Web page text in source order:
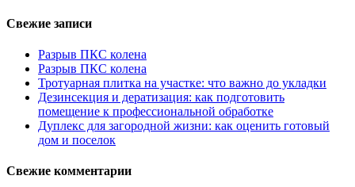
Свежие записи
Разрыв ПКС колена
Разрыв ПКС колена
Тротуарная плитка на участке: что важно до укладки
Дезинсекция и дератизация: как подготовить
помещение к профессиональной обработке
Дуплекс для загородной жизни: как оценить готовый
дом и поселок
Свежие комментарии